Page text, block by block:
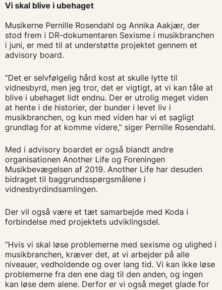
Vi skal blive i ubehaget
Musikerne Pernille Rosendahl og Annika Aakjær, der
stod frem i DR-dokumentaren Sexisme i musikbranchen
i juni, er med til at understøtte projektet gennem et
advisory board.
“Det er selvfølgelig hård kost at skulle lytte til
vidnesbyrd, men jeg tror, det er vigtigt, at vi kan tåle at
blive i ubehaget lidt endnu. Der er utrolig meget viden
at hente i de historier, der bunder i levet liv i
musikbranchen, og kun med viden har vi et sagligt
grundlag for at komme videre,” siger Pernille Rosendahl.
Med i advisory boardet er også blandt andre
organisationen Another Life og Foreningen
Musikbevægelsen af 2019. Another Life har desuden
bidraget til baggrundsspørgsmålene i
vidnesbyrdindsamlingen.
Der vil også være et tæt samarbejde med Koda i
forbindelse med projektets udviklingsdel.
”Hvis vi skal løse problemerne med sexisme og ulighed i
musikbranchen, kræver det, at vi arbejder på alle
niveauer, vedholdende og over lang tid. Vi kan ikke løse
problemerne fra den ene dag til den anden, og ingen
kan løse dem alene. Derfor er vi også meget glade for